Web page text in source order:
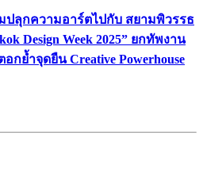
ปลุกความอาร์ตไปกับ สยามพิวรรธ
Design Week 2025” ยกทัพงาน
กย้ำจุดยืน Creative Powerhouse